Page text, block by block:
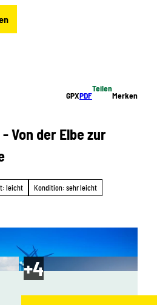
GPXPDF
Teilen
Merken
Von der Elbe zur
leicht
Kondition: sehr leicht